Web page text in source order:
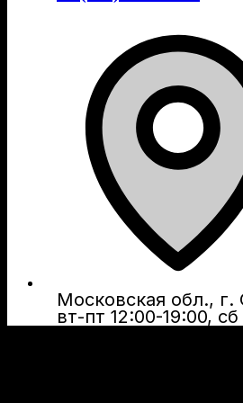
Московская обл.,
вт-пт 12:00-19:00, сб